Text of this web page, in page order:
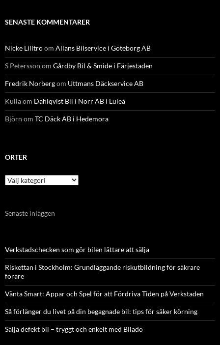
SENASTE KOMMENTARER
Nicke Lilltroom Allans Bilservice i Göteborg AB
S Petersson om Gårdby Bil & Smide i Färjestaden
Fredrik Norbergom Uttmans Däckservice AB
Kullaom Dahlqvist Bil i Norr AB i Luleå
Björn om TC Däck AB i Hedemora
ORTER
Orter
Senaste inläggen
Verkstadschecken som gör bilen lättare att sälja
Riskettan i Stockholm: Grundläggande riskutbildning för säkrare
förare
Vänta Smart: Appar och Spel för att Fördriva Tiden på Verkstaden
Så förlänger du livet på din begagnade bil: tips för säker körning
Sälja defekt bil – tryggt och enkelt med Bilado